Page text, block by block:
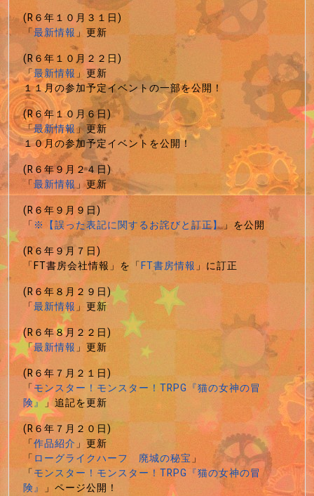
(R６年１０月３１日)
「最新情報」更新
(R６年１０月２２日)
「最新情報」更新
１１月の参加予定イベントの一部を公開！
(R６年１０月６日)
「最新情報」更新
１０月の参加予定イベントを公開！
(R６年９月２４日)
「最新情報」更新
(R６年９月９日)
「※【誤った表記に関するお詫びと訂正】」を公開
(R６年９月７日)
「FT書房会社情報」を「FT書房情報」に訂正
(R６年８月２９日)
「最新情報」更新
(R６年８月２２日)
「最新情報」更新
(R６年７月２１日)
「モンスター！モンスター！TRPG『猫の女神の冒
険』」追記を更新
(R６年７月２０日)
「作品紹介」更新
「ローグライクハーフ 廃城の秘宝」
「モンスター！モンスター！TRPG『猫の女神の冒
険』 」ページ公開！